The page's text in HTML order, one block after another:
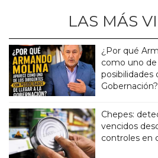
LAS MÁS
¿Por qué
como uno
posibilidades
Gobernación?
Chepes:
vencidos
controles en